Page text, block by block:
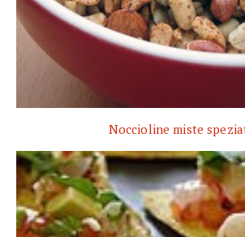
Noccioline miste